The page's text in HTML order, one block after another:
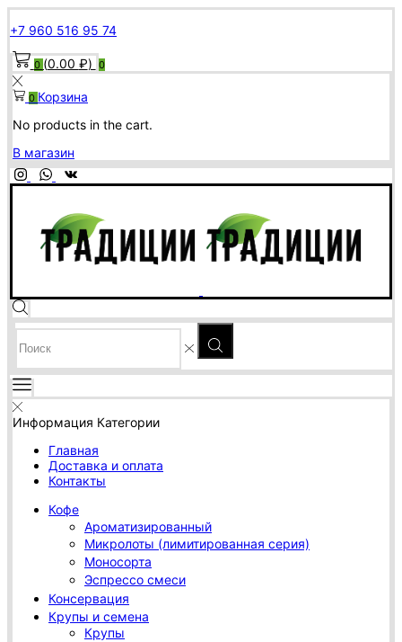
+7 960 516 95 74
0(0.00 ₽) 0
0 Корзина
No products in the cart.
В магазин
SEARCH
INPUT
Информация Категории
Главная
Доставка и оплата
Контакты
Кофе
Ароматизированный
Микролоты (лимитированная серия)
Моносорта
Эспрессо смеси
Консервация
Крупы и семена
Крупы